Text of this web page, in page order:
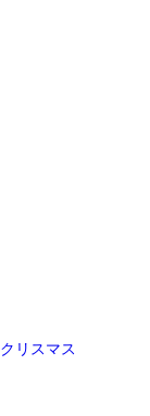
リスマス